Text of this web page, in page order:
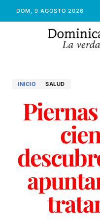
DOM, 9 AGOSTO 2026
INICIO SALUD